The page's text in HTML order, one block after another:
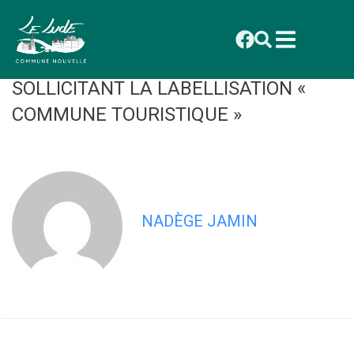
principal
CONSEIL AVRIL DELIBERATION
2025_014 DÉLIBÉRATION
SOLLICITANT LA LABELLISATION «
COMMUNE TOURISTIQUE »
NADÈGE JAMIN